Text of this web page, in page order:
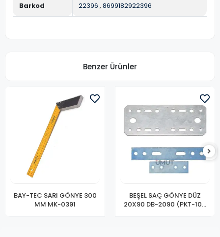
Barkod 22396 , 8699182922396
Benzer Ürünler
BAY-TEC SARI GÖNYE 300
MM MK-0391
BEŞEL SAÇ GÖNYE DÜZ
20X90 DB-2090 (PKT-100